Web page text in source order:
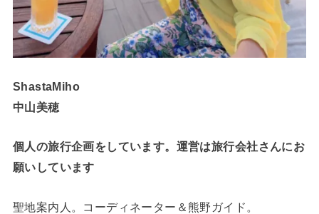
ShastaMiho
中山美穂
個人の旅行企画をしています。運営は旅行会社さんにお
願いしています
聖地案内人。コーディネーター＆熊野ガイド。